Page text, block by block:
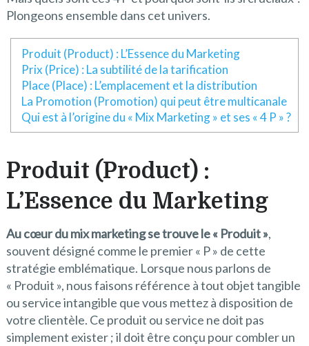
Plongeons ensemble dans cet univers.
Produit (Product) : L’Essence du Marketing
Prix (Price) : La subtilité de la tarification
Place (Place) : L’emplacement et la distribution
La Promotion (Promotion) qui peut être multicanale
Qui est à l’origine du « Mix Marketing » et ses « 4 P » ?
Produit (Product) :
L’Essence du Marketing
Au cœur du mix marketing se trouve le « Produit »,
souvent désigné comme le premier « P » de cette
stratégie emblématique. Lorsque nous parlons de
« Produit », nous faisons référence à tout objet tangible
ou service intangible que vous mettez à disposition de
votre clientèle. Ce produit ou service ne doit pas
simplement exister ; il doit être conçu pour combler un